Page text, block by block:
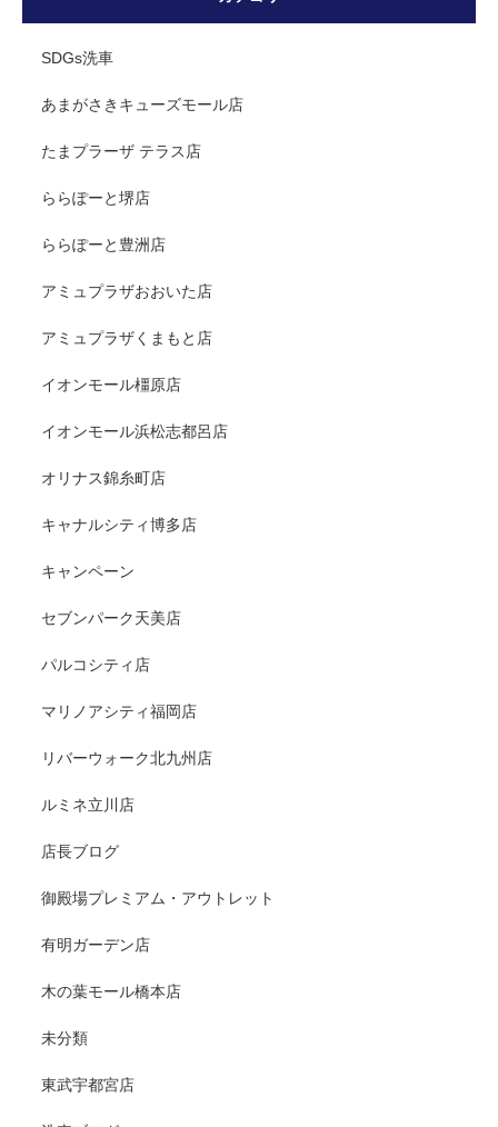
SDGs洗車
あまがさきキューズモール店
たまプラーザ テラス店
ららぽーと堺店
ららぽーと豊洲店
アミュプラザおおいた店
アミュプラザくまもと店
イオンモール橿原店
イオンモール浜松志都呂店
オリナス錦糸町店
キャナルシティ博多店
キャンペーン
セブンパーク天美店
パルコシティ店
マリノアシティ福岡店
リバーウォーク北九州店
ルミネ立川店
店長ブログ
御殿場プレミアム・アウトレット
有明ガーデン店
木の葉モール橋本店
未分類
東武宇都宮店